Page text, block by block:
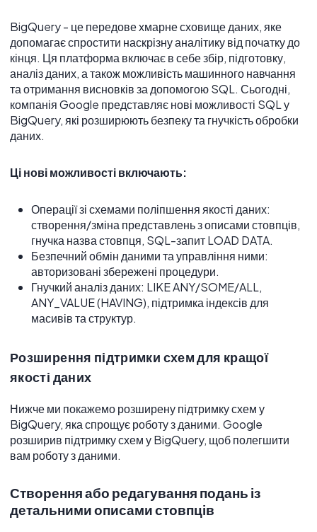
BigQuery - це передове хмарне сховище даних, яке
допомагає спростити наскрізну аналітику від початку до
кінця. Ця платформа включає в себе збір, підготовку,
аналіз даних, а також можливість машинного навчання
та отримання висновків за допомогою SQL. Сьогодні,
компанія Google представляє нові можливості SQL у
BigQuery, які розширюють безпеку та гнучкість обробки
даних.
Ці нові можливості включають:
Операції зі схемами поліпшення якості даних:
створення/зміна представлень з описами стовпців,
гнучка назва стовпця, SQL-запит LOAD DATA.
Безпечний обмін даними та управління ними:
авторизовані збережені процедури.
Гнучкий аналіз даних: LIKE ANY/SOME/ALL,
ANY_VALUE (HAVING), підтримка індексів для
масивів та структур.
Розширення підтримки схем для кращої
якості даних
Нижче ми покажемо розширену підтримку схем у
BigQuery, яка спрощує роботу з даними. Google
розширив підтримку схем у BigQuery, щоб полегшити
вам роботу з даними.
Створення або редагування подань із
детальними описами стовпців